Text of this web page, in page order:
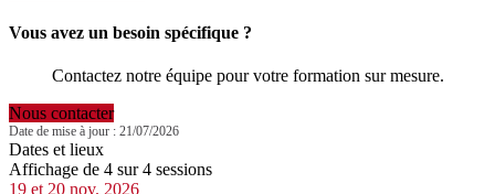
Vous avez un besoin spécifique ?
Contactez notre équipe pour votre formation sur mesure.
Nous contacter
Date de mise à jour : 21/07/2026
Dates et lieux
Affichage de 4 sur 4 sessions
19 et 20 nov. 2026